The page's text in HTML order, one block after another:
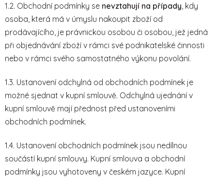
1.2. Obchodní podmínky se nevztahují na případy , kdy
osoba, která má v úmyslu nakoupit zboží od
prodávajícího, je právnickou osobou či osobou, jež jedná
při objednávání zboží v rámci své podnikatelské činnosti
nebo v rámci svého samostatného výkonu povolání.
1.3. Ustanovení odchylná od obchodních podmínek je
možné sjednat v kupní smlouvě. Odchylná ujednání v
kupní smlouvě mají přednost před ustanoveními
obchodních podmínek.
1.4. Ustanovení obchodních podmínek jsou nedílnou
součástí kupní smlouvy. Kupní smlouva a obchodní
podmínky jsou vyhotoveny v českém jazyce. Kupní